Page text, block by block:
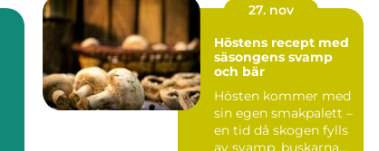
27. nov
Höstens recept med
säsongens svamp
och bär
Hösten kommer med
sin egen smakpalett –
en tid då skogen fylls
av svamp, buskarna